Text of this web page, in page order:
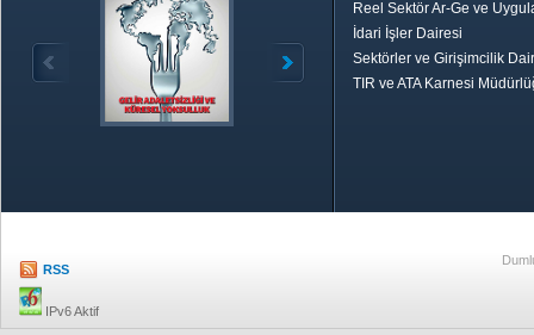
Reel Sektör Ar-Ge ve
İdari İşler Dairesi
Sektörler ve Girişimcilik
TIR ve ATA Karnesi
RSS
IPv6 Aktif